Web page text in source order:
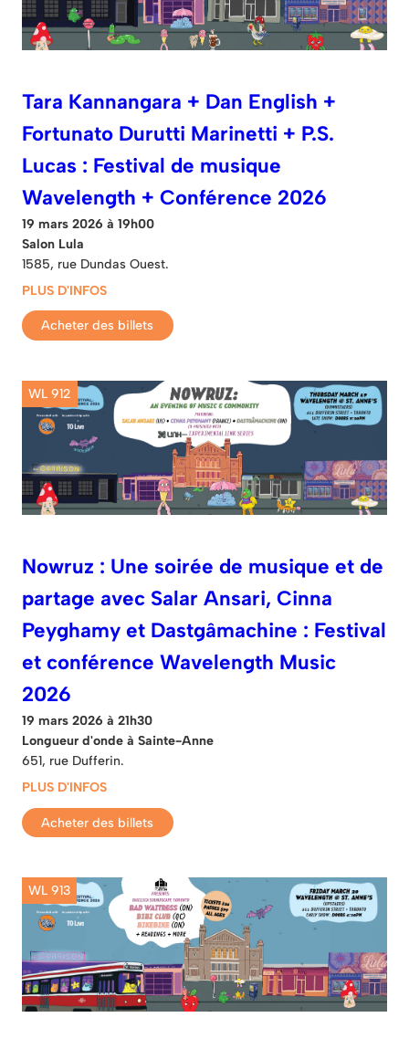
Tara Kannangara + Dan English +
Fortunato Durutti Marinetti + P.S.
Lucas : Festival de musique
Wavelength + Conférence 2026
19 mars 2026 à 19h00
Salon Lula
1585, rue Dundas Ouest.
PLUS D'INFOS
Acheter des billets
WL 912
Nowruz : Une soirée de musique et de
partage avec Salar Ansari, Cinna
Peyghamy et Dastgâmachine : Festival
et conférence Wavelength Music
2026
19 mars 2026 à 21h30
Longueur d'onde à Sainte-Anne
651, rue Dufferin.
PLUS D'INFOS
Acheter des billets
WL 913